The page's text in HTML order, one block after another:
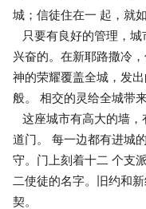
城；信徒住在一 起，就
只要有良好的管理，城
兴奋的。在新耶路撒冷
神的荣耀覆盖全城，发
般。 相交的灵给全城带
这座城市有高大的墙，
道门。 每一边都有进城
守。门上刻着十二 个支
二使徒的名字。旧约和
契。